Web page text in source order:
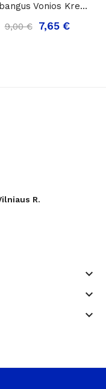
Prabangus Vonios Kremas Tesori D'Oriente...
9,00 €
7,65 €
R.
keyboard_arrow_down
keyboard_arrow_down
keyboard_arrow_down